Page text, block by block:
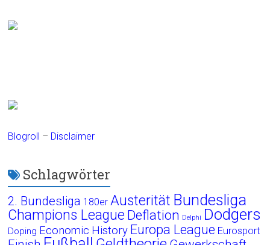
Blogroll – Disclaimer
Schlagwörter
2. Bundesliga 180er Austerität Bundesliga
Champions League Deflation Delphi Dodgers
Doping Economic History Europa League Eurosport